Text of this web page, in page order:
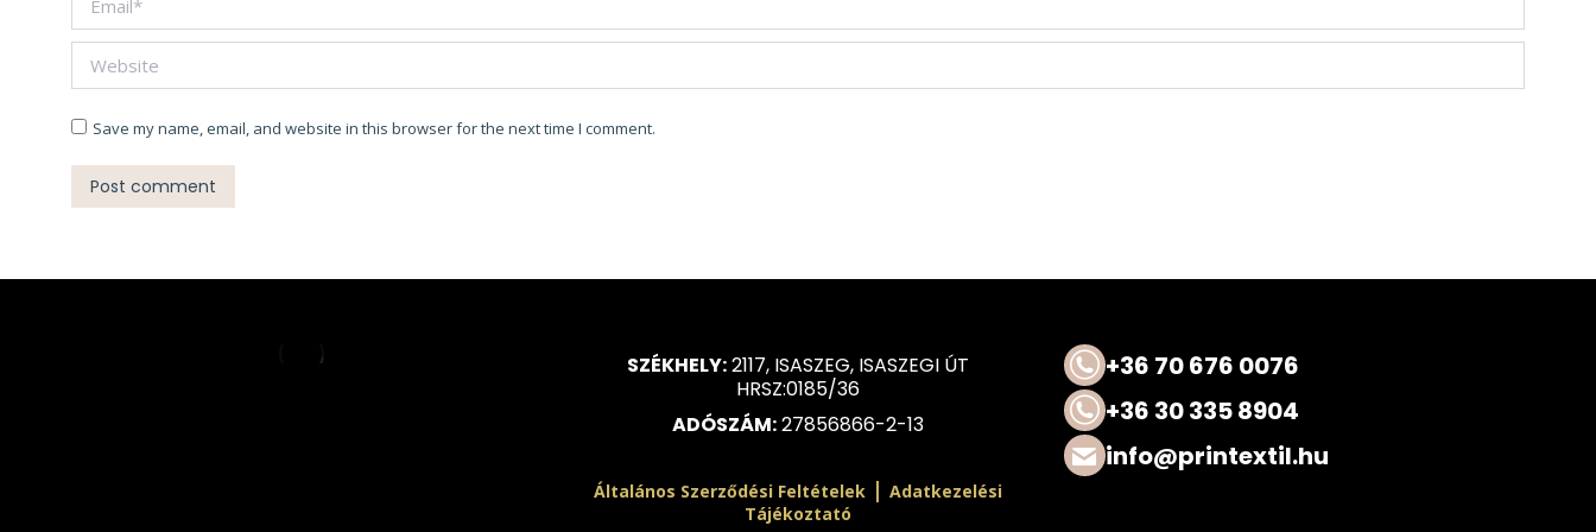
Website
Save my name, email, and website in this browser for the next time I comment.
Post comment
SZÉKHELY:2117, ISASZEG, ISASZEGI ÚT
HRSZ:0185/36
ADÓSZÁM:27856866-2-13
Általános Szerződési Feltételek| Adatkezelési
Tájékoztató
+36 70 676 0076
+36 30 335 8904
info@printextil.hu